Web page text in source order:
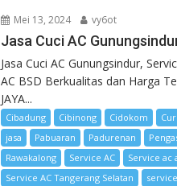
Mei 13, 2024 vy6ot
Jasa Cuci AC
Jasa Cuci AC Gunungsindur,
AC BSD Berkualitas dan Harga
JAYA...
Cibadung Cibinong Cidokom
jasa
Pabuaran Padurenan
Rawakalong
Service AC
Service ac
Service AC Tangerang Selatan